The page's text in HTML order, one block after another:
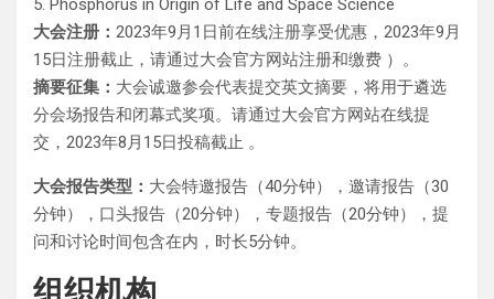
5. Phosphorus in Origin of Life and Space Science
大会注册： 2023年9月1日前在线注册享受优惠，2023年9月
15日注册截止，请通过大会官方网站注册和缴费 ）。
摘要征集： 大会诚邀参会代表提交英文摘要，将用于遴选
分会场报告和闭幕式奖项。请通过大会官方网站在线提
交，2023年8月15日投稿截止 。
大会报告类型： 大会特邀报告（40分钟），邀请报告（30
分钟），口头报告（20分钟），专题报告（20分钟），提
问和讨论时间包含在内，时长5分钟。